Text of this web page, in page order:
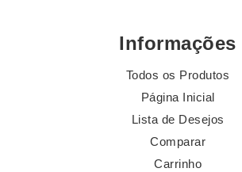
Informações
Todos os Produtos
Página Inicial
Lista de Desejos
Comparar
Carrinho